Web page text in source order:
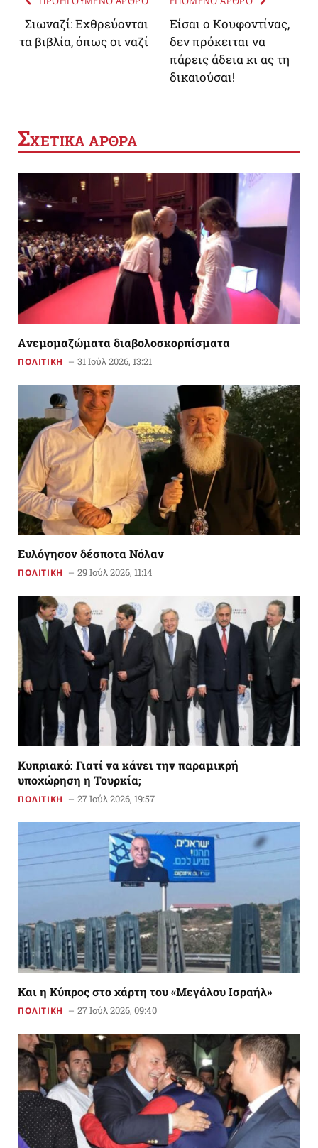
Σιωναζί: Εχθρεύονται
τα βιβλία, όπως οι ναζί
Είσαι ο Κουφοντίνας,
δεν πρόκειται να
πάρεις άδεια κι ας τη
δικαιούσαι!
ΣΧΕΤΙΚΑ ΑΡΘΡΑ
Aνεμομαζώματα διαβολοσκορπίσματα
ΠΟΛΙΤΙΚΗ 31 Ιούλ 2026, 13:21
Ευλόγησον δέσποτα Νόλαν
ΠΟΛΙΤΙΚΗ 29 Ιούλ 2026, 11:14
Κυπριακό: Γιατί να κάνει την παραμικρή
υποχώρηση η Τουρκία;
ΠΟΛΙΤΙΚΗ 27 Ιούλ 2026, 19:57
Και η Κύπρος στο χάρτη του «Μεγάλου Ισραήλ»
ΠΟΛΙΤΙΚΗ 27 Ιούλ 2026, 09:40